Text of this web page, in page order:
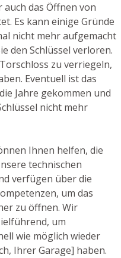
das Öffnen von
Es kann einige Gründe
nicht mehr aufgemacht
den Schlüssel verloren.
zu verriegeln,
Eventuell ist das
Jahre gekommen und
nicht mehr
Ihnen helfen, die
technischen
verfügen über die
um das
zu öffnen. Wir
um
wie möglich wieder
Ihrer Garage] haben.